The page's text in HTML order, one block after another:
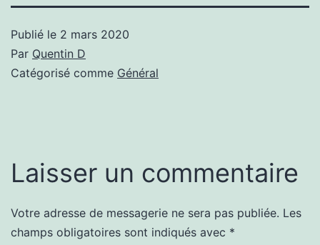
Publié le 2 mars 2020
Par Quentin D
Catégorisé comme Général
Laisser un commentaire
Votre adresse de messagerie ne sera pas publiée. Les
champs obligatoires sont indiqués avec *